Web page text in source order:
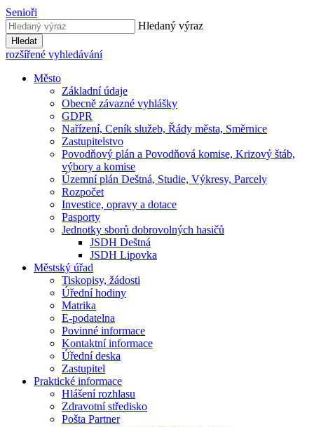
Senioři
Hledaný výraz
Hledat
rozšířené vyhledávání
Město
Základní údaje
Obecně závazné vyhlášky
GDPR
Nařízení, Ceník služeb, Řády města, Směrnice
Zastupitelstvo
Povodňový plán a Povodňová komise, Krizový štáb,
výbory a komise
Územní plán Deštná, Studie, Výkresy, Parcely
Rozpočet
Investice, opravy a dotace
Pasporty
Jednotky sborů dobrovolných hasičů
JSDH Deštná
JSDH Lipovka
Městský úřad
Tiskopisy, žádosti
Úřední hodiny
Matrika
E-podatelna
Povinné informace
Kontaktní informace
Úřední deska
Zastupitel
Praktické informace
Hlášení rozhlasu
Zdravotní středisko
Pošta Partner